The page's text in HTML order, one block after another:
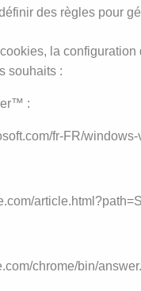
des règles pour
la
souhaits :
:
fr-FR/
chrome/bin/